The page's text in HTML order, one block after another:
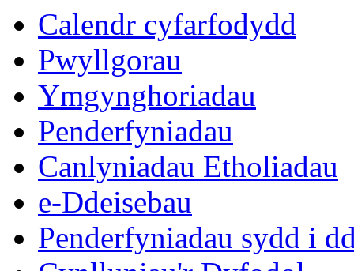
Calendr cyfarfodydd
Pwyllgorau
Ymgynghoriadau
Penderfyniadau
Canlyniadau Etholiadau
e-Ddeisebau
Penderfyniadau sydd i
14:30
14:30
14:30
14:30
14:30
14:30
14:30
14:30
16:00
16:00
16:00
16:00
16:00